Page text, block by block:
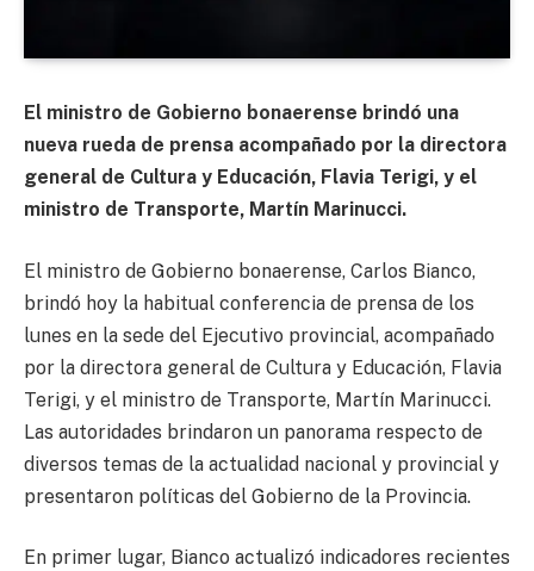
El ministro de Gobierno bonaerense brindó una
nueva rueda de prensa acompañado por la directora
general de Cultura y Educación, Flavia Terigi, y el
ministro de Transporte, Martín Marinucci.
El ministro de Gobierno bonaerense, Carlos Bianco,
brindó hoy la habitual conferencia de prensa de los
lunes en la sede del Ejecutivo provincial, acompañado
por la directora general de Cultura y Educación, Flavia
Terigi, y el ministro de Transporte, Martín Marinucci.
Las autoridades brindaron un panorama respecto de
diversos temas de la actualidad nacional y provincial y
presentaron políticas del Gobierno de la Provincia.
En primer lugar, Bianco actualizó indicadores recientes